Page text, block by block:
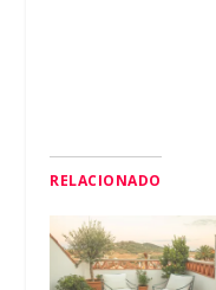
RELACIONADO